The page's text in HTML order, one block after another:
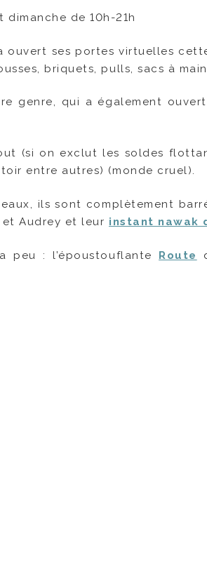
dimanche de 10h-21h
ouvert ses portes virtuelles
briquets, pulls, sacs à
genre, qui a également
(si on exclut les soldes
entre autres) (monde cruel).
ils sont complètement
Audrey et leur instant nawak
peu : l’époustouflante Route